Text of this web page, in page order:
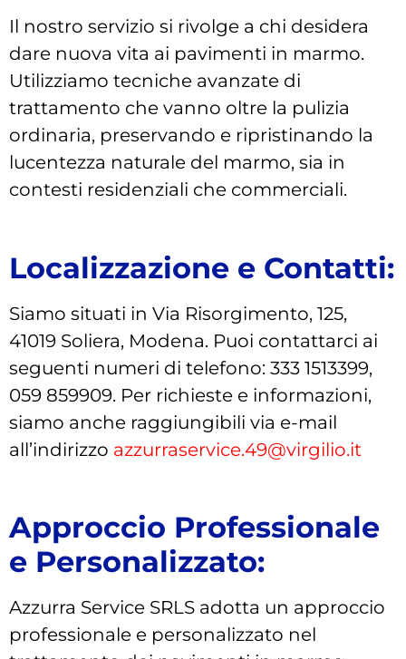
Il nostro servizio si rivolge a chi desidera
dare nuova vita ai pavimenti in marmo.
Utilizziamo tecniche avanzate di
trattamento che vanno oltre la pulizia
ordinaria, preservando e ripristinando la
lucentezza naturale del marmo, sia in
contesti residenziali che commerciali.
Localizzazione e Contatti:
Siamo situati in Via Risorgimento, 125,
41019 Soliera, Modena. Puoi contattarci ai
seguenti numeri di telefono: 333 1513399,
059 859909. Per richieste e informazioni,
siamo anche raggiungibili via e-mail
all’indirizzo azzurraservice.49@virgilio.it
Approccio Professionale
e Personalizzato:
Azzurra Service SRLS adotta un approccio
professionale e personalizzato nel